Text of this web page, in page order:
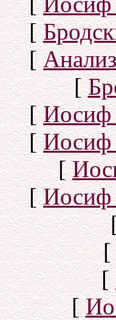
[
[
[
[Иосиф
[
[
[Иосиф
[
[